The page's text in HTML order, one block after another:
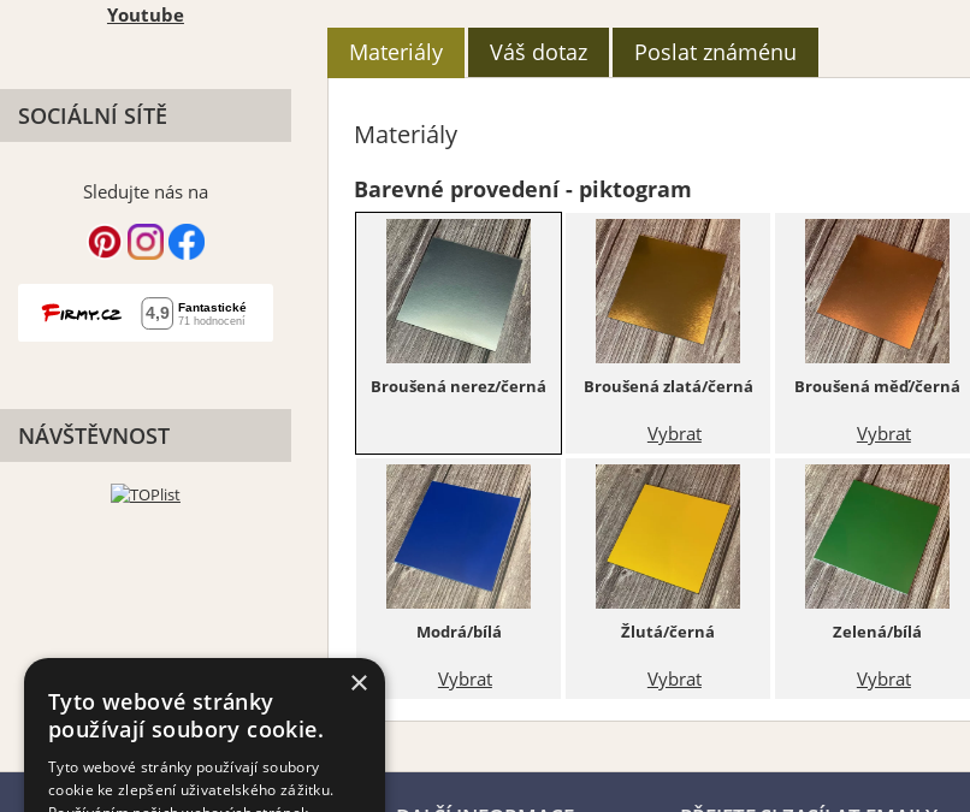
Materiály Váš dotaz Poslat známénu
Materiály
Barevné provedení - piktogram
Broušená nerez/černá Broušená zlatá/černá
Vybrat
Broušená měď/černá
Vybrat
Modrá/bílá
Vybrat
Žlutá/černá
Vybrat
Zelená/bílá
Vybrat
Youtube
SOCIÁLNÍ SÍTĚ
Sledujte nás na
NÁVŠTĚVNOST
×
Tyto webové stránky
používají soubory cookie.
Tyto webové stránky používají soubory
cookie ke zlepšení uživatelského zážitku.